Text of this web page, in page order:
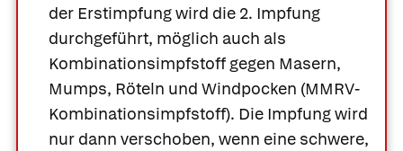
der Erstimpfung wird die 2. Impfung
durchgeführt, möglich auch als
Kombinationsimpfstoff gegen Masern,
Mumps, Röteln und Windpocken (MMRV-
Kombinationsimpfstoff). Die Impfung wird
nur dann verschoben, wenn eine schwere,